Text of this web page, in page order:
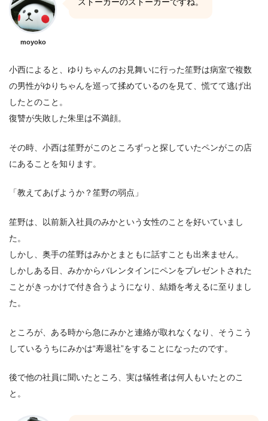
moyoko
ストーカーのストーカーですね。
小西によると、ゆりちゃんのお見舞いに行った笙野は病室で複数
の男性がゆりちゃんを巡って揉めているのを見て、慌てて逃げ出
したとのこと。
復讐が失敗した朱里は不満顔。
その時、小西は笙野がこのところずっと探していたペンがこの店
にあることを知ります。
「教えてあげようか？笙野の弱点」
笙野は、以前新入社員のみかという女性のことを好いていまし
た。
しかし、奥手の笙野はみかとまともに話すことも出来ません。
しかしある日、みかからバレンタインにペンをプレゼントされた
ことがきっかけで付き合うようになり、結婚を考えるに至りまし
た。
ところが、ある時から急にみかと連絡が取れなくなり、そうこう
しているうちにみかは“寿退社”をすることになったのです。
後で他の社員に聞いたところ、実は犠牲者は何人もいたとのこ
と。